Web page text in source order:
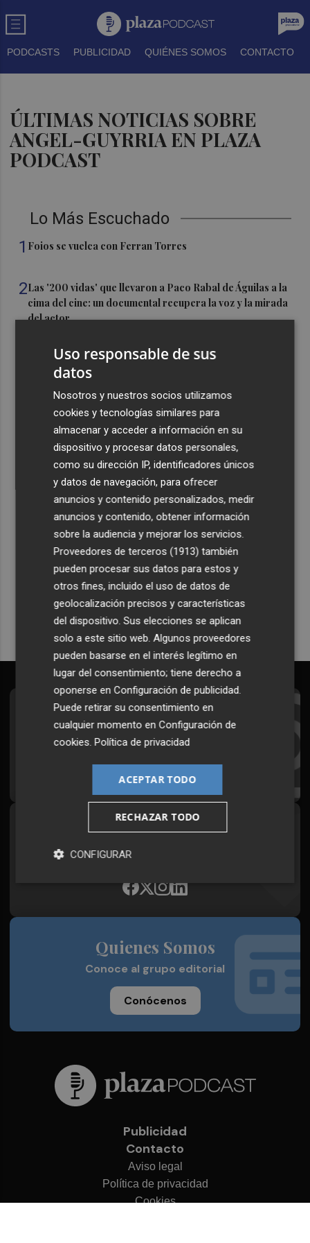
PODCASTS PUBLICIDAD QUIÉNES SOMOS CONTACTO
ÚLTIMAS NOTICIAS SOBRE
ANGEL-GUYRRIA EN PLAZA
PODCAST
Lo Más Escuchado
1 Foios se vuelca con Ferran Torres
2Las '200 vidas' que llevaron a Paco Rabal de Águilas a la
cima del cine: un documental recupera la voz y la mirada
del actor
la Eredivisie
en las fiestas para la Ufece y conciertos en valenciano
El Ibex 35 sube un 2% la primera semana de agosto tras
conquistar los históricos 20.000 puntos
Recibe toda la actualidad de
Plaza Podcast en tu correo
Quiero suscribirme
Suscríbete al Boletín
Todos los días a primera hora en tu email
Síguenos en redes
Plaza Podcast, desde cualquier medio
Quienes Somos
Conoce al grupo editorial
Conócenos
Publicidad
Contacto
Aviso legal
Política de privacidad
Cookies
Uso responsable de sus
datos
Nosotros y nuestros socios utilizamos
cookies y tecnologías similares para
almacenar y acceder a información en su
dispositivo y procesar datos personales,
como su dirección IP, identificadores únicos
y datos de navegación, para ofrecer
anuncios y contenido personalizados, medir
anuncios y contenido, obtener información
sobre la audiencia y mejorar los servicios.
Proveedores de terceros (1913) también
pueden procesar sus datos para estos y
otros fines, incluido el uso de datos de
geolocalización precisos y características
del dispositivo. Sus elecciones se aplican
solo a este sitio web. Algunos proveedores
pueden basarse en el interés legítimo en
lugar del consentimiento; tiene derecho a
oponerse enConfiguración de publicidad.
Puede retirar su consentimiento en
cualquier momento enConfiguración de
cookies.Política de privacidad
ACEPTAR TODO
RECHAZAR TODO
CONFIGURAR